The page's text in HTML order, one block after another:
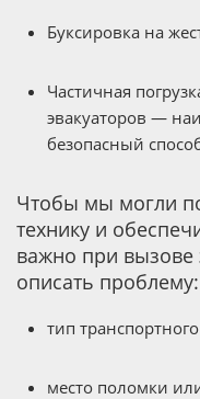
Буксировка на
Частичная
эвакуаторов —
безопасный
Чтобы мы могли
технику и
важно при вызове
описать проблему:
тип
место поломки